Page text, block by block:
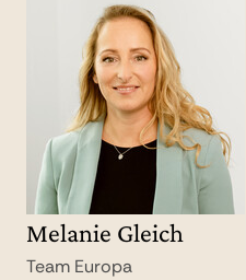
Melanie Gleich
Team Europa
Maxi Pitz
Team Europa
Lisa Maaske
Team Europa
Kerrin Ehlert
Team Hotels & Hideaways